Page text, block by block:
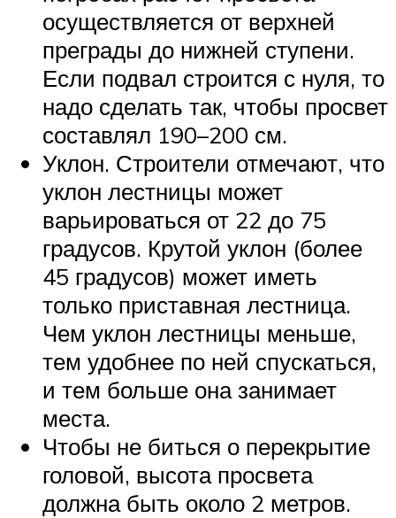
осуществляется от верхней
преграды до нижней ступени.
Если подвал строится с нуля, то
надо сделать так, чтобы просвет
составлял 190–200 см.
Уклон. Строители отмечают, что
уклон лестницы может
варьироваться от 22 до 75
градусов. Крутой уклон (более
45 градусов) может иметь
только приставная лестница.
Чем уклон лестницы меньше,
тем удобнее по ней спускаться,
и тем больше она занимает
места.
Чтобы не биться о перекрытие
головой, высота просвета
должна быть около 2 метров.